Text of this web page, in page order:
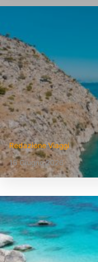
Redazione Viaggi
16 Giugno 2026